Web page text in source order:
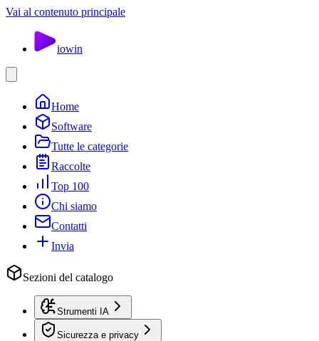
Vai al contenuto principale
iowin
Home
Software
Tutte le categorie
Raccolte
Top 100
Chi siamo
Contatti
Invia
Sezioni del catalogo
Strumenti IA
Sicurezza e privacy